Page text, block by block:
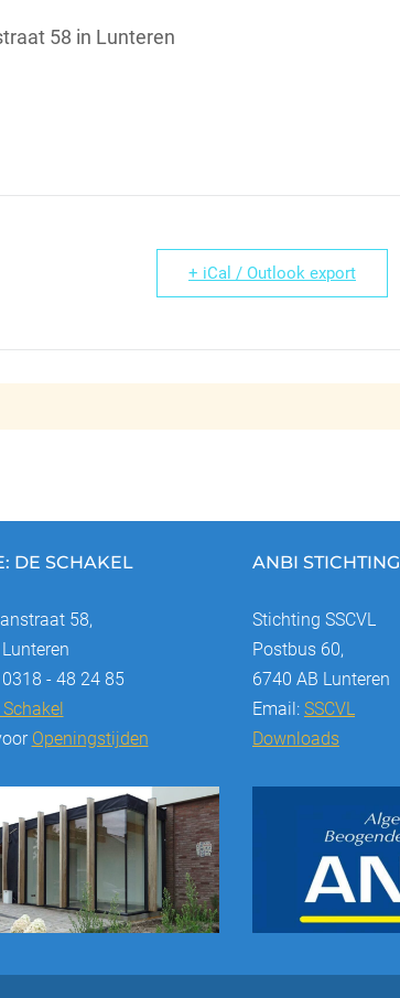
58 in Lunteren
+ iCal / Outlook export
DE SCHAKEL
58,
- 48 24 85
Schakel
Openingstijden
ANBI STICHTING
Stichting SSCVL
Postbus 60,
6740 AB Lunteren
Email: SSCVL
Downloads